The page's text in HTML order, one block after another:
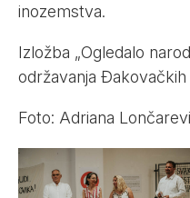
inozemstva.
Izložba „Ogledalo
održavanja Đakovačkih
Foto: Adriana